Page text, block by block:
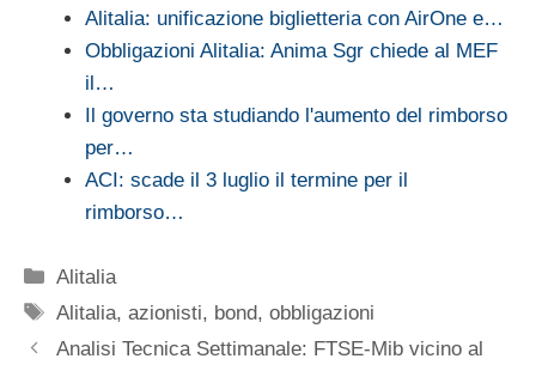
Alitalia: unificazione biglietteria con AirOne e…
Obbligazioni Alitalia: Anima Sgr chiede al MEF
il…
Il governo sta studiando l'aumento del rimborso
per…
ACI: scade il 3 luglio il termine per il
rimborso…
Categorie
Alitalia
Tag
Alitalia,azionisti, bond,obbligazioni
Analisi Tecnica Settimanale: FTSE-Mib vicino al